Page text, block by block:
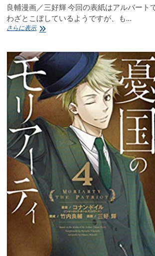
三
好
輝
感
良輔漫画／三好輝 今回の表紙はアルバート
わざとこぼしているようですが、も…
さらに表示憂
モ
リ
ア
ー
テ
ィ
MORIARTY
THE
PATRIOT
5
案
／
コ
ナ
ン・
ド
イ
(「シ